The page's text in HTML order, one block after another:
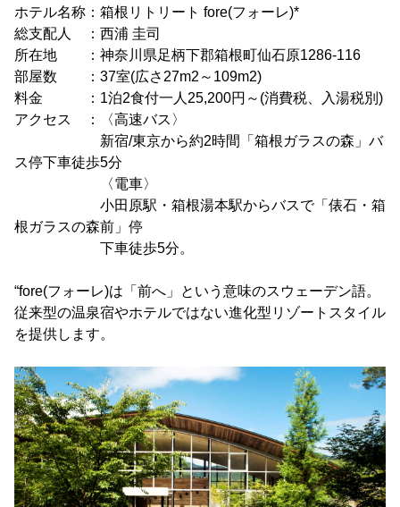
ホテル名称：箱根リトリート fore(フォーレ)*
総支配人 ：西浦 圭司
所在地 ：神奈川県足柄下郡箱根町仙石原1286-116
部屋数 ：37室(広さ27m2～109m2)
料金 ：1泊2食付一人25,200円～(消費税、入湯税別)
アクセス ：〈高速バス〉
新宿/東京から約2時間「箱根ガラスの森」バ
ス停下車徒歩5分
〈電車〉
小田原駅・箱根湯本駅からバスで「俵石・箱
根ガラスの森前」停
下車徒歩5分。
“fore(フォーレ)は「前へ」という意味のスウェーデン語。
従来型の温泉宿やホテルではない進化型リゾートスタイル
を提供します。